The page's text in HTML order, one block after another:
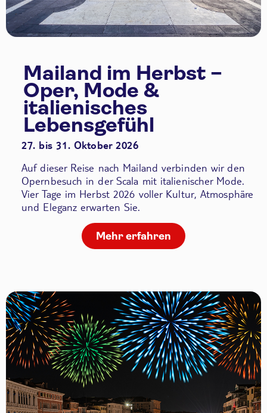
Mailand im Herbst –
Oper, Mode &
italienisches
Lebensgefühl
27. bis 31. Oktober 2026
Auf dieser Reise nach Mailand verbinden wir den
Opernbesuch in der Scala mit italienischer Mode.
Vier Tage im Herbst 2026 voller Kultur, Atmosphäre
und Eleganz erwarten Sie.
Mehr erfahren